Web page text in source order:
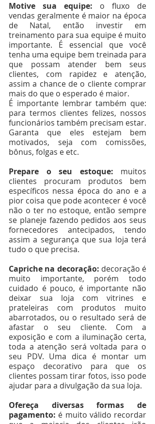
Motive sua equipe: o fluxo de
vendas geralmente é maior na época
de Natal, então investir em
treinamento para sua equipe é muito
importante. É essencial que você
tenha uma equipe bem treinada para
que possam atender bem seus
clientes, com rapidez e atenção,
assim a chance de o cliente comprar
mais do que o esperado é maior.
É importante lembrar também que:
para termos clientes felizes, nossos
funcionários também precisam estar.
Garanta que eles estejam bem
motivados, seja com comissões,
bônus, folgas e etc.
Prepare o seu estoque: muitos
clientes procuram produtos bem
específicos nessa época do ano e a
pior coisa que pode acontecer é você
não o ter no estoque, então sempre
se planeje fazendo pedidos aos seus
fornecedores antecipados, tendo
assim a segurança que sua loja terá
tudo o que precisa.
Capriche na decoração: decoração é
muito importante, porém todo
cuidado é pouco, é importante não
deixar sua loja com vitrines e
prateleiras com produtos muito
abarrotados, ou o resultado será de
afastar o seu cliente. Com a
exposição e com a iluminação certa,
toda a atenção será voltada para o
seu PDV. Uma dica é montar um
espaço decorativo para que os
clientes possam tirar fotos, isso pode
ajudar para a divulgação da sua loja.
Ofereça diversas formas de
pagamento: é muito válido recordar